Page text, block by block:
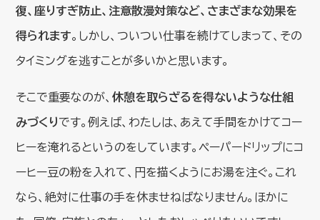
復、座りすぎ防止、注意散漫対策など、さまざまな効果を
得られます。しかし、ついつい仕事を続けてしまって、その
タイミングを逃すことが多いかと思います。
そこで重要なのが、休憩を取らざるを得ないような仕組
みづくりです。例えば、わたしは、あえて手間をかけてコー
ヒーを淹れるというのをしています。ペーパードリップにコ
ーヒー豆の粉を入れて、円を描くようにお湯を注ぐ。これ
なら、絶対に仕事の手を休ませねばなりません。ほかに